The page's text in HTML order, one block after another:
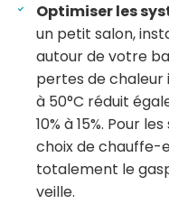
Optimiser les
un petit salon,
autour de votre
pertes de chaleur
à 50°C réduit
10% à 15%. Pour
choix de chauffe-
totalement le
veille.